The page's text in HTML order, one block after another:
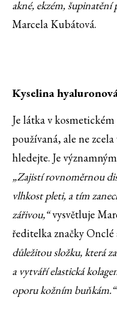
akné, ekzém,
Marcela Kubátová.
Kyselina
Je látka v
používaná, ale ne
hledejte. Je
„Zajistí rovnoměrnou
vlhkost pleti, a tím
zářivou,“vysvětluje
ředitelka značky Onclé
důležitou složku, která
a vytváří elastická
oporu kožním buňkám.“